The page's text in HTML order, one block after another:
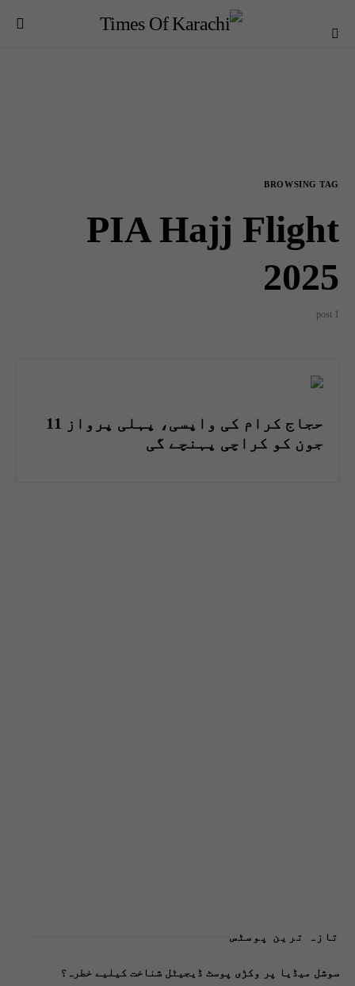
BROWSING TAG
PIA Hajj Flight
2025
1 post
حجاج کرام کی واپسی، پہلی پرواز 11
جون کو کراچی پہنچے گی
تازہ ترین پوسٹس
سوشل میڈیا پر وکڑی پوسٹ ڈیجیٹل شناخت کیلیے خطرہ؟